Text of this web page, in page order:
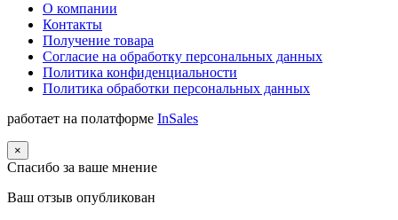
О компании
Контакты
Получение товара
Согласие на обработку персональных данных
Политика конфиденциальности
Политика обработки персональных данных
работает на полатформе InSales
×
Спасибо за ваше мнение
Ваш отзыв опубликован